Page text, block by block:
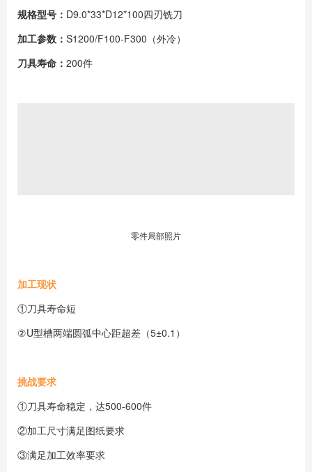
规格型号： D9.0*33*D12*100四刃铣刀
加工参数： S1200/F100-F300（外冷）
刀具寿命： 200件
零件局部照片
加工现状
①刀具寿命短
②U型槽两端圆弧中心距超差（5±0.1）
挑战要求
①刀具寿命稳定，达500-600件
②加工尺寸满足图纸要求
③满足加工效率要求